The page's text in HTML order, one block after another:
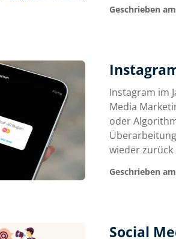
Geschrieben
Instagram im
Media
oder
wieder
Geschrieben
Social